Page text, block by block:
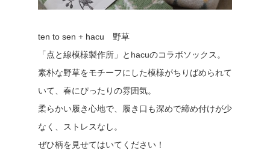
ten to sen + hacu 野草
「点と線模様製作所」とhacuのコラボソックス。
素朴な野草をモチーフにした模様がちりばめられて
いて、春にぴったりの雰囲気。
柔らかい履き心地で、履き口も深めで締め付けが少
なく、ストレスなし。
ぜひ柄を見せてはいてください！